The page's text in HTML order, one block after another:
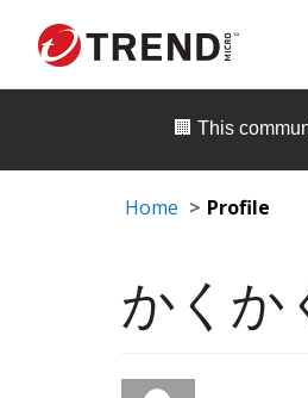
🏢 This
Home Profile
かくか